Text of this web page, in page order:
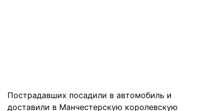
Пострадавших посадили в автомобиль и
доставили в Манчестерскую королевскую